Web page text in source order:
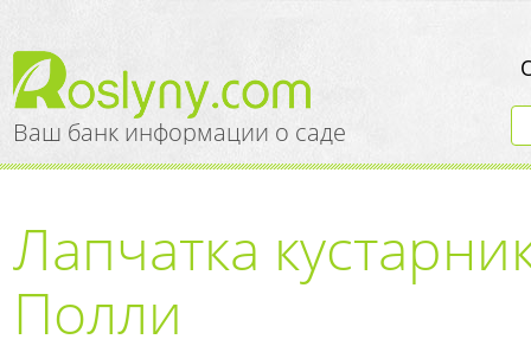
Ваш банк информации о саде
Лапчатка
Полли